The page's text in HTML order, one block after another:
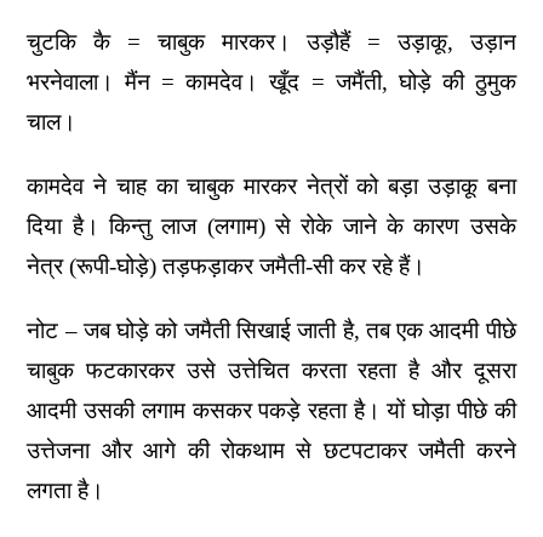
चुटकि कै = चाबुक मारकर। उड़ौहैं = उड़ाकू, उड़ान
भरनेवाला। मैंन = कामदेव। खूँद = जमैंती, घोड़े की ठुमुक
चाल।
कामदेव ने चाह का चाबुक मारकर नेत्रों को बड़ा उड़ाकू बना
दिया है। किन्तु लाज (लगाम) से रोके जाने के कारण उसके
नेत्र (रूपी-घोड़े) तड़फड़ाकर जमैती-सी कर रहे हैं।
नोट – जब घोड़े को जमैती सिखाई जाती है, तब एक आदमी पीछे
चाबुक फटकारकर उसे उत्तेचित करता रहता है और दूसरा
आदमी उसकी लगाम कसकर पकड़े रहता है। यों घोड़ा पीछे की
उत्तेजना और आगे की रोकथाम से छटपटाकर जमैती करने
लगता है।